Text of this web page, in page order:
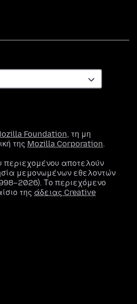
Foundation, τη μη
της Mozilla Corporation.
περιεχομένου αποτελούν
μεμονωμένων εθελοντών
Το περιεχόμενο
της άδειας Creative